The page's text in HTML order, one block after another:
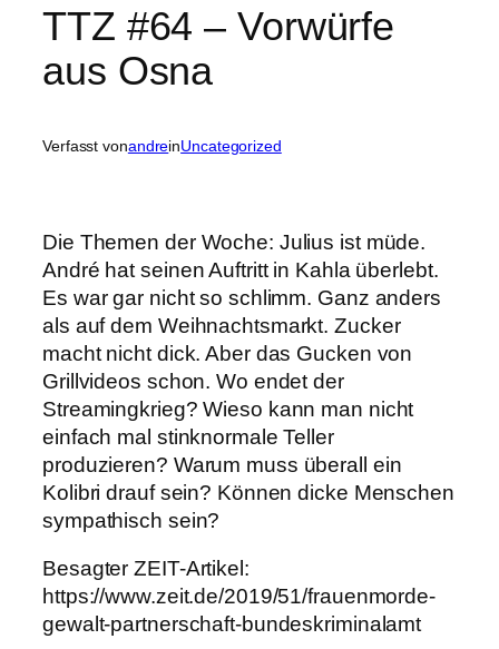
TTZ #64 – Vorwürfe
aus Osna
Verfasst vonandreinUncategorized
Die Themen der Woche: Julius ist müde.
André hat seinen Auftritt in Kahla überlebt.
Es war gar nicht so schlimm. Ganz anders
als auf dem Weihnachtsmarkt. Zucker
macht nicht dick. Aber das Gucken von
Grillvideos schon. Wo endet der
Streamingkrieg? Wieso kann man nicht
einfach mal stinknormale Teller
produzieren? Warum muss überall ein
Kolibri drauf sein? Können dicke Menschen
sympathisch sein?
Besagter ZEIT-Artikel:
https://www.zeit.de/2019/51/frauenmorde-
gewalt-partnerschaft-bundeskriminalamt